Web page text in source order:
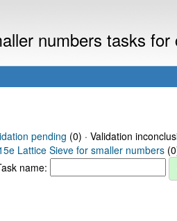
numbers tasks
pending (0) · Validation
Lattice Sieve for smaller numbers
name: